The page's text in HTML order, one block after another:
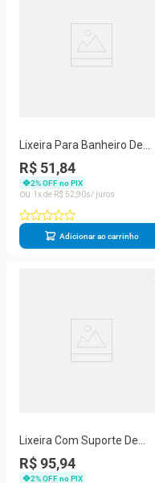
Lixeira Para Banheiro De
Plástico Com Tampa - Stolf
Cinza
R$ 51,84
2% OFF no PIX
1
R$ 52 90
Adicionar ao carrinho
Lixeira Com Suporte De
Papel Higiênico - Stolf Preto
R$ 95,94
2% OFF no PIX